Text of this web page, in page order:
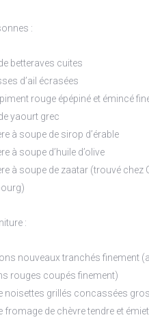
:
betteraves cuites
d’ail écrasées
rouge épépiné et émincé
yaourt grec
à soupe de sirop d’érable
à soupe d’huile d’olive
à soupe de zaatar (trouvé chez
:
nouveaux tranchés finement
rouges coupés finement)
noisettes grillés concassées
fromage de chèvre tendre et